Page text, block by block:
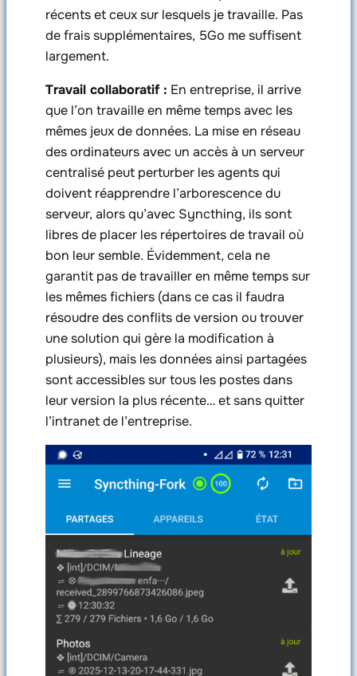
récents et ceux sur lesquels je travaille. Pas
de frais supplémentaires, 5Go me suffisent
largement.
Travail collaboratif : En entreprise, il arrive
que l’on travaille en même temps avec les
mêmes jeux de données. La mise en réseau
des ordinateurs avec un accès à un serveur
centralisé peut perturber les agents qui
doivent réapprendre l’arborescence du
serveur, alors qu’avec Syncthing, ils sont
libres de placer les répertoires de travail où
bon leur semble. Évidemment, cela ne
garantit pas de travailler en même temps sur
les mêmes fichiers (dans ce cas il faudra
résoudre des conflits de version ou trouver
une solution qui gère la modification à
plusieurs), mais les données ainsi partagées
sont accessibles sur tous les postes dans
leur version la plus récente… et sans quitter
l’intranet de l’entreprise.